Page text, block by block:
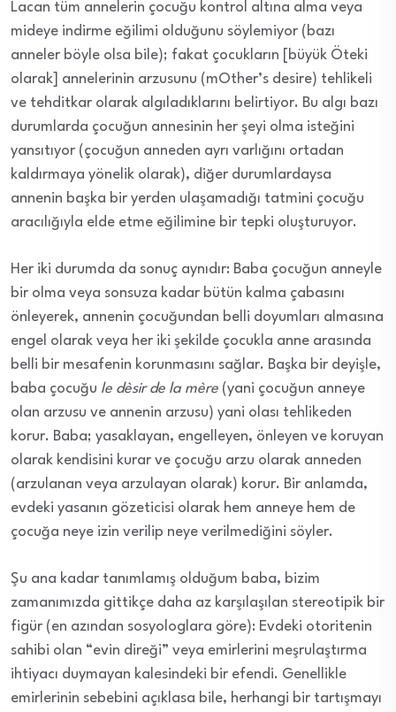
Lacan tüm annelerin çocuğu kontrol altına alma veya
mideye indirme eğilimi olduğunu söylemiyor (bazı
anneler böyle olsa bile); fakat çocukların [büyük Öteki
olarak] annelerinin arzusunu (mOther’s desire) tehlikeli
ve tehditkar olarak algıladıklarını belirtiyor. Bu algı bazı
durumlarda çocuğun annesinin her şeyi olma isteğini
yansıtıyor (çocuğun anneden ayrı varlığını ortadan
kaldırmaya yönelik olarak), diğer durumlardaysa
annenin başka bir yerden ulaşamadığı tatmini çocuğu
aracılığıyla elde etme eğilimine bir tepki oluşturuyor.
Her iki durumda da sonuç aynıdır: Baba çocuğun anneyle
bir olma veya sonsuza kadar bütün kalma çabasını
önleyerek, annenin çocuğundan belli doyumları almasına
engel olarak veya her iki şekilde çocukla anne arasında
belli bir mesafenin korunmasını sağlar. Başka bir deyişle,
baba çocuğu le dèsir de la mère (yani çocuğun anneye
olan arzusu ve annenin arzusu) yani olası tehlikeden
korur. Baba; yasaklayan, engelleyen, önleyen ve koruyan
olarak kendisini kurar ve çocuğu arzu olarak anneden
(arzulanan veya arzulayan olarak) korur. Bir anlamda,
evdeki yasanın gözeticisi olarak hem anneye hem de
çocuğa neye izin verilip neye verilmediğini söyler.
Şu ana kadar tanımlamış olduğum baba, bizim
zamanımızda gittikçe daha az karşılaşılan stereotipik bir
figür (en azından sosyologlara göre): Evdeki otoritenin
sahibi olan “evin direği” veya emirlerini meşrulaştırma
ihtiyacı duymayan kalesindeki bir efendi. Genellikle
emirlerinin sebebini açıklasa bile, herhangi bir tartışmayı